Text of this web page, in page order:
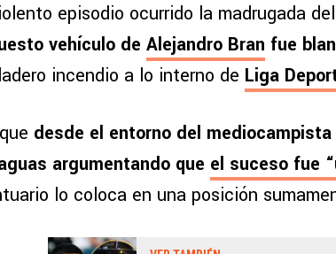
episodio ocurrido la madrugada
vehículo de Alejandro Bran fue
incendio a lo interno de Liga
desde el entorno del
argumentando que el suceso fue
lo coloca en una posición